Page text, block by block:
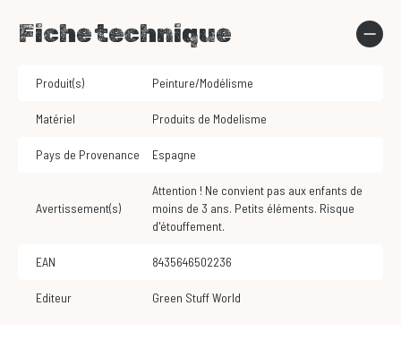
Fiche technique
Produit(s) Peinture/Modélisme
Matériel Produits de Modelisme
Pays de Provenance Espagne
Avertissement(s)
Attention ! Ne convient pas aux enfants de
moins de 3 ans. Petits éléments. Risque
d'étouffement.
EAN 8435646502236
Editeur Green Stuff World